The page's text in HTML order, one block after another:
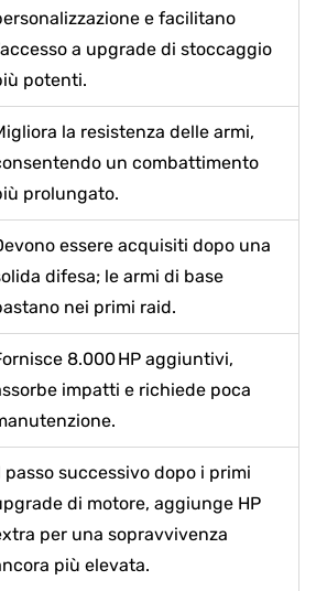
e facilitano
a upgrade di stoccaggio
potenti.
la resistenza delle armi,
un combattimento
prolungato.
essere acquisiti dopo una
difesa; le armi di base
nei primi raid.
8.000 HP aggiuntivi,
impatti e richiede poca
passo successivo dopo i primi
di motore, aggiunge HP
per una sopravvivenza
più elevata.